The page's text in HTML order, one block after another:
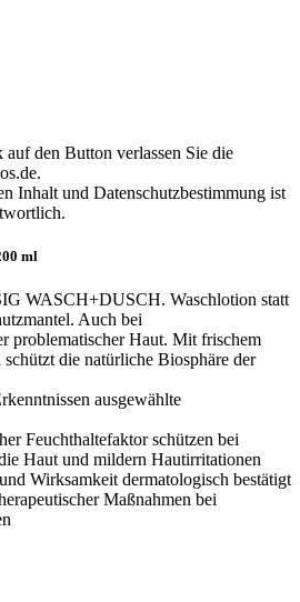
den Button verlassen Sie die
Inhalt und Datenschutzbestimmung ist
ml
WASCH+DUSCH. Waschlotion statt
Auch bei
problematischer Haut. Mit frischem
die natürliche Biosphäre der
ausgewählte
Feuchthaltefaktor schützen bei
Haut und mildern Hautirritationen
Wirksamkeit dermatologisch bestätigt
Maßnahmen bei